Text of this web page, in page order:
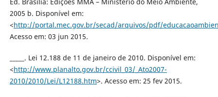
Ed. Brasília: Edições MMA – Ministério do Meio Ambiente,
2005 b. Disponível em:
<http://portal.mec.gov.br/secad/arquivos/pdf/
Acesso em: 03 jun 2015.
_____. Lei 12.188 de 11 de janeiro de 2010. Disponível em:
<http://www.planalto.gov.br/ccivil_03/_Ato2007-
2010/2010/Lei/L12188.htm>. Acesso em: 25 fev 2015.